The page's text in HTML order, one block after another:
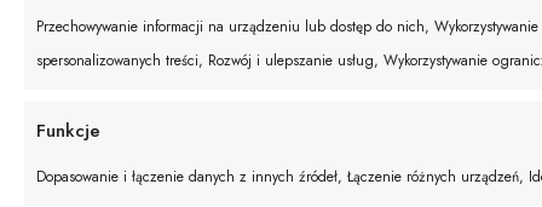
Przechowywanie informacji na urządzeniu lub dostęp do nich,
spersonalizowanych treści, Rozwój i ulepszanie usług, Wykorzystywanie
Funkcje
Dopasowanie i łączenie danych z innych źródeł, Łączenie różnych urządzeń,